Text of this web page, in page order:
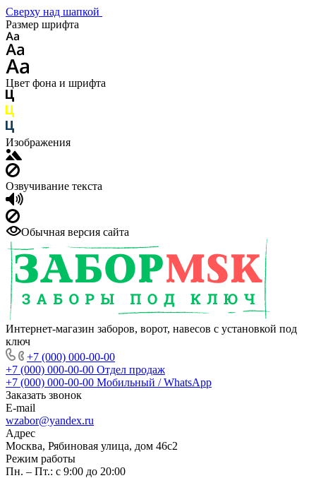
Сверху над шапкой
Размер шрифта
Цвет фона и шрифта
Изображения
Озвучивание текста
Обычная версия сайта
Интернет-магазин заборов, ворот, навесов с установкой под
ключ
+7 (000) 000-00-00
+7 (000) 000-00-00 Отдел продаж
+7 (000) 000-00-00 Мобильный / WhatsApp
Заказать звонок
E-mail
wzabor@yandex.ru
Адрес
Москва, Рябиновая улица, дом 46с2
Режим работы
Пн. – Пт.: с 9:00 до 20:00